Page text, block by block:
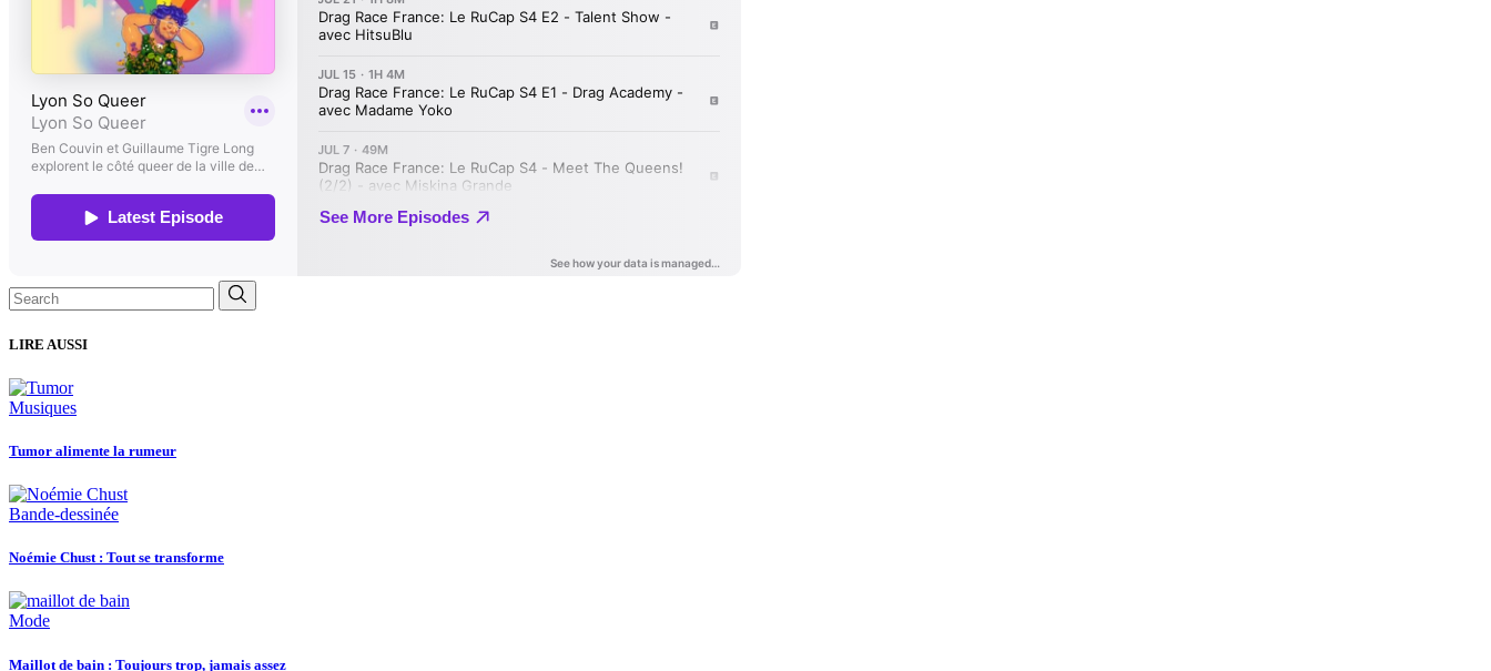
Search
for:
LIRE AUSSI
Musiques
Tumor alimente la rumeur
Bande-dessinée
Noémie Chust : Tout se transforme
Mode
Maillot de bain : Toujours trop, jamais assez